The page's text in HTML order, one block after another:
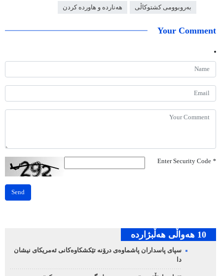
بەروبوومی کشتوکاڵی هەناردە و هاوردە کردن
Your Comment
*
Send
10 هه‌واڵی هه‌ڵبژارده‌
سپای پاسداران پاشماوەی درۆنە تێکشکاوەکانی ئەمریکای نیشان
دا